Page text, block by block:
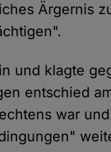
Ärgernis
und klagte
entschied
war